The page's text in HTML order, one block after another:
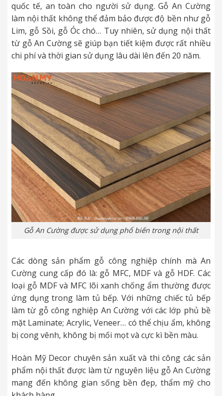
quốc tế, an toàn cho người sử dụng. Gỗ An Cường
làm nội thất không thể đảm bảo được độ bền như gỗ
Lim, gỗ Sồi, gỗ Óc chó… Tuy nhiên, sử dụng nội thất
từ gỗ An Cường sẽ giúp bạn tiết kiệm được rất nhiều
chi phí và thời gian sử dụng lâu dài lên đến 20 năm.
Gỗ An Cường được sử dụng phổ biến trong nội thất
Các dòng sản phẩm gỗ công nghiệp chính mà An
Cường cung cấp đó là: gỗ MFC, MDF và gỗ HDF. Các
loại gỗ MDF và MFC lõi xanh chống ẩm thường được
ứng dụng trong làm tủ bếp. Với những chiếc tủ bếp
làm từ gỗ công nghiệp An Cường với các lớp phủ bề
mặt Laminate; Acrylic, Veneer… có thể chịu ẩm, không
bị cong vênh, không bị mối mọt và cực kì bền màu.
Hoàn Mỹ Decor chuyên sản xuất và thi công các sản
phẩm nội thất được làm từ nguyên liệu gỗ An Cường
mang đến không gian sống bền đẹp, thẩm mỹ cho